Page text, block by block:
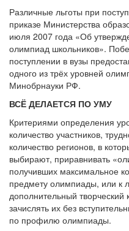
Различные льготы при
приказе Министерства
июля 2007 года «Об
олимпиад школьников».
поступлении в вузы
одного из трёх уровней
Минобрнауки РФ.
ВСЁ ДЕЛАЕТСЯ ПО УМУ
Критериями определения
количество участников,
количество регионов, в
выбирают, приравнивать
получивших максимальное
предмету олимпиады, или
дополнительный
зачислять их без
по профилю олимпиады.